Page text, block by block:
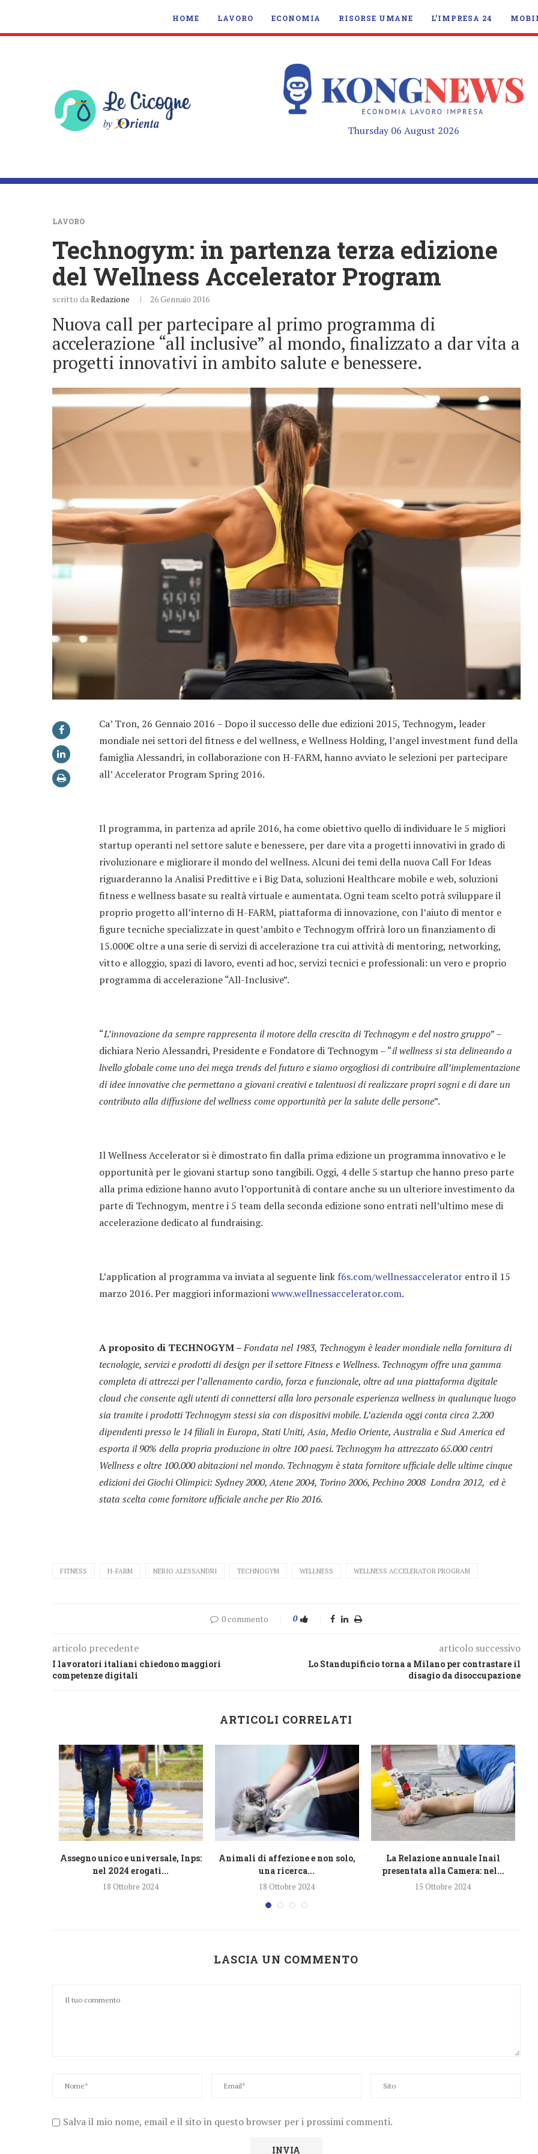
HOME LAVORO ECONOMIA RISORSE UMANE L’IMPRESA 24
Thursday 06 August 2026
LAVORO
Technogym: in partenza terza edizione
del Wellness Accelerator Program
scritto daRedazione 26 Gennaio 2016
Nuova call per partecipare al primo programma di
accelerazione “all inclusive” al mondo, finalizzato a dar vita a
progetti innovativi in ambito salute e benessere.
Ca’ Tron, 26 Gennaio 2016 – Dopo il successo delle due edizioni 2015, Technogym, leader
mondiale nei settori del fitness e del wellness, e Wellness Holding, l’angel investment fund della
famiglia Alessandri, in collaborazione con H-FARM, hanno avviato le selezioni per partecipare
all’ Accelerator Program Spring 2016.
Il programma, in partenza ad aprile 2016, ha come obiettivo quello di individuare le 5 migliori
startup operanti nel settore salute e benessere, per dare vita a progetti innovativi in grado di
rivoluzionare e migliorare il mondo del wellness. Alcuni dei temi della nuova Call For Ideas
riguarderanno la Analisi Predittive e i Big Data, soluzioni Healthcare mobile e web, soluzioni
fitness e wellness basate su realtà virtuale e aumentata. Ogni team scelto potrà sviluppare il
proprio progetto all’interno di H-FARM, piattaforma di innovazione, con l’aiuto di mentor e
figure tecniche specializzate in quest’ambito e Technogym offrirà loro un finanziamento di
15.000€ oltre a una serie di servizi di accelerazione tra cui attività di mentoring, networking,
vitto e alloggio, spazi di lavoro, eventi ad hoc, servizi tecnici e professionali: un vero e proprio
programma di accelerazione “All-Inclusive”.
“L’innovazione da sempre rappresenta il motore della crescita di Technogym e del nostro gruppo” –
dichiara Nerio Alessandri, Presidente e Fondatore di Technogym – “il wellness si sta delineando a
livello globale come uno dei mega trends del futuro e siamo orgogliosi di contribuire all’implementazione
di idee innovative che permettano a giovani creativi e talentuosi di realizzare propri sogni e di dare un
contributo alla diffusione del wellness come opportunità per la salute delle persone”.
Il Wellness Accelerator si è dimostrato fin dalla prima edizione un programma innovativo e le
opportunità per le giovani startup sono tangibili. Oggi, 4 delle 5 startup che hanno preso parte
alla prima edizione hanno avuto l’opportunità di contare anche su un ulteriore investimento da
parte di Technogym, mentre i 5 team della seconda edizione sono entrati nell’ultimo mese di
accelerazione dedicato al fundraising.
L’application al programma va inviata al seguente link f6s.com/wellnessacceleratorentro il 15
marzo 2016. Per maggiori informazioniwww.wellnessaccelerator.com.
A proposito di TECHNOGYM –Fondata nel 1983, Technogym è leader mondiale nella fornitura di
tecnologie, servizi e prodotti di design per il settore Fitness e Wellness. Technogym offre una gamma
completa di attrezzi per l’allenamento cardio, forza e funzionale, oltre ad una piattaforma digitale
cloud che consente agli utenti di connettersi alla loro personale esperienza wellness in qualunque luogo
sia tramite i prodotti Technogym stessi sia con dispositivi mobile.L’azienda oggi conta circa 2.200
dipendenti presso le 14 filiali in Europa, Stati Uniti, Asia, Medio Oriente, Australia e Sud America ed
esporta il 90% della propria produzione in oltre 100 paesi. Technogym ha attrezzato 65.000 centri
Wellness e oltre 100.000 abitazioni nel mondo. Technogym è stata fornitore ufficiale delle ultime cinque
edizioni dei Giochi Olimpici: Sydney 2000, Atene 2004, Torino 2006, Pechino 2008 Londra 2012, ed è
stata scelta come fornitore ufficiale anche per Rio 2016.
FITNESS H-FARM NERIO ALESSANDRI TECHNOGYM WELLNESS WELLNESS ACCELERATOR PROGRAM
0 commento 0
articolo precedente
I lavoratori italiani chiedono maggiori
competenze digitali
articolo successivo
Lo Standupificio torna a Milano per contrastare il
disagio da disoccupazione
ARTICOLI CORRELATI
Assegno unico e universale, Inps:
nel 2024 erogati...
18 Ottobre 2024
Animali di affezione e non solo,
una ricerca...
18 Ottobre 2024
La Relazione annuale Inail
presentata alla Camera: nel...
15 Ottobre 2024
LASCIA UN COMMENTO
Salva il mio nome, email e il sito in questo browser per i prossimi commenti.